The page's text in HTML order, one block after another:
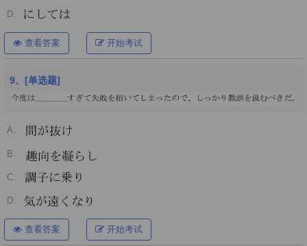
D.
查看答案 开始考试
9、[单选题]
A.
B.
C.
D.
查看答案 开始考试